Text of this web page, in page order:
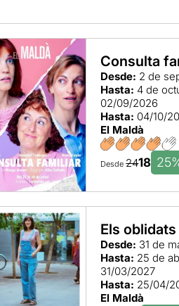
Consulta
Desde: 2 de
Hasta: 4 de
02/09/2026
Hasta: 04/10/
El Maldà
Desde2418
Els oblidats
Desde: 31 de
Hasta: 25 de
31/03/2027
Hasta: 25/04/
El Maldà